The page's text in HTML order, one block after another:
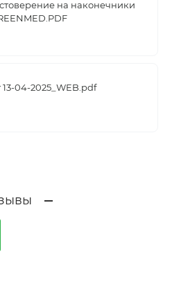
на наконечники
04-2025_WEB.pdf